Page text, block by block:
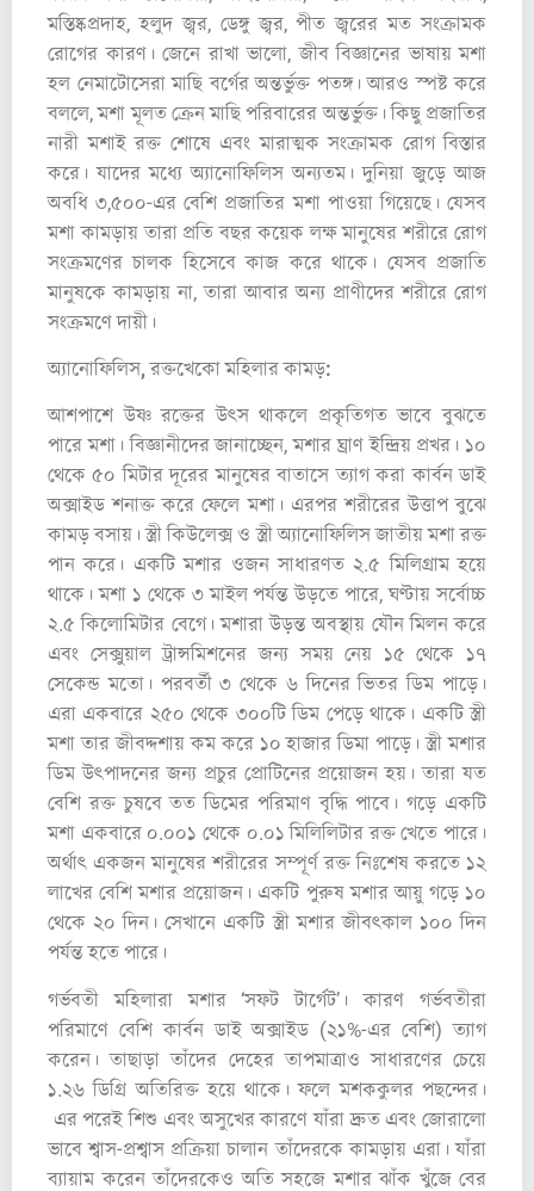
মস্তিষ্কপ্রদাহ, হলুদ জ্বর, ডেঙ্গু জ্বর, পীত জ্বরের মত সংক্রামক
রোগের কারণ। জেনে রাখা ভালো, জীব বিজ্ঞানের ভাষায় মশা
হল নেমাটোসেরা মাছি বর্গের অন্তর্ভুক্ত পতঙ্গ। আরও স্পষ্ট করে
বললে, মশা মূলত ক্রেন মাছি পরিবারের অন্তর্ভুক্ত। কিছু প্রজাতির
নারী মশাই রক্ত শোষে এবং মারাত্মক সংক্রামক রোগ বিস্তার
করে। যাদের মধ্যে অ্যানোফিলিস অন্যতম। দুনিয়া জুড়ে আজ
অবধি ৩,৫০০-এর বেশি প্রজাতির মশা পাওয়া গিয়েছে। যেসব
মশা কামড়ায় তারা প্রতি বছর কয়েক লক্ষ মানুষের শরীরে রোগ
সংক্রমণের চালক হিসেবে কাজ করে থাকে। যেসব প্রজাতি
মানুষকে কামড়ায় না, তারা আবার অন্য প্রাণীদের শরীরে রোগ
সংক্রমণে দায়ী।
অ্যানোফিলিস, রক্তখেকো মহিলার কামড়:
আশপাশে উষ্ণ রক্তের উৎস থাকলে প্রকৃতিগত ভাবে বুঝতে
পারে মশা। বিজ্ঞানীদের জানাচ্ছেন, মশার ঘ্রাণ ইন্দ্রিয় প্রখর। ১০
থেকে ৫০ মিটার দূরের মানুষের বাতাসে ত্যাগ করা কার্বন ডাই
অক্সাইড শনাক্ত করে ফেলে মশা। এরপর শরীরের উত্তাপ বুঝে
কামড় বসায়। স্ত্রী কিউলেক্স ও স্ত্রী অ্যানোফিলিস জাতীয় মশা রক্ত
পান করে। একটি মশার ওজন সাধারণত ২.৫ মিলিগ্রাম হয়ে
থাকে। মশা ১ থেকে ৩ মাইল পর্যন্ত উড়তে পারে, ঘণ্টায় সর্বোচ্চ
২.৫ কিলোমিটার বেগে। মশারা উড়ন্ত অবস্থায় যৌন মিলন করে
এবং সেক্সুয়াল ট্রান্সমিশনের জন্য সময় নেয় ১৫ থেকে ১৭
সেকেন্ড মতো। পরবর্তী ৩ থেকে ৬ দিনের ভিতর ডিম পাড়ে।
এরা একবারে ২৫০ থেকে ৩০০টি ডিম পেড়ে থাকে। একটি স্ত্রী
মশা তার জীবদ্দশায় কম করে ১০ হাজার ডিমা পাড়ে। স্ত্রী মশার
ডিম উৎপাদনের জন্য প্রচুর প্রোটিনের প্রয়োজন হয়। তারা যত
বেশি রক্ত চুষবে তত ডিমের পরিমাণ বৃদ্ধি পাবে। গড়ে একটি
মশা একবারে ০.০০১ থেকে ০.০১ মিলিলিটার রক্ত খেতে পারে।
অর্থাৎ একজন মানুষের শরীরের সম্পূর্ণ রক্ত নিঃশেষ করতে ১২
লাখের বেশি মশার প্রয়োজন। একটি পুরুষ মশার আয়ু গড়ে ১০
থেকে ২০ দিন। সেখানে একটি স্ত্রী মশার জীবৎকাল ১০০ দিন
পর্যন্ত হতে পারে।
গর্ভবতী মহিলারা মশার ‘সফট টার্গেট’। কারণ গর্ভবতীরা
পরিমাণে বেশি কার্বন ডাই অক্সাইড (২১%-এর বেশি) ত্যাগ
করেন। তাছাড়া তাঁদের দেহের তাপমাত্রাও সাধারণের চেয়ে
১.২৬ ডিগ্রি অতিরিক্ত হয়ে থাকে। ফলে মশককুলর পছন্দের।
এর পরেই শিশু এবং অসুখের কারণে যাঁরা দ্রুত এবং জোরালো
ভাবে শ্বাস-প্রশ্বাস প্রক্রিয়া চালান তাঁদেরকে কামড়ায় এরা। যাঁরা
ব্যায়াম করেন তাঁদেরকেও অতি সহজে মশার ঝাঁক খুঁজে বের